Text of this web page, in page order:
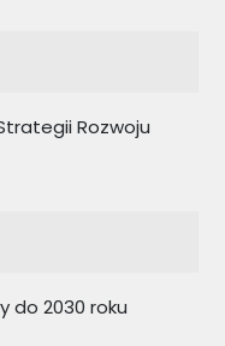
Rozwoju
do 2030 roku